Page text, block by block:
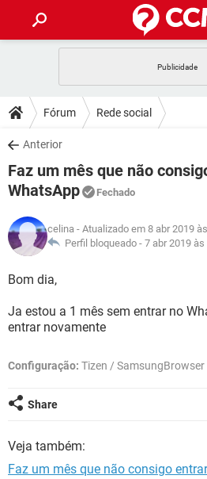
CELULAR
OUTLOOK
INSTAGRAM
GUIA DE COMPRAS
DICAS
JOGOS
OUTLOOK
GUIA DE COMPRAS
DOWNLOADS
JOGOS
CELULAR
OUTLOOK
INSTAGRAM
GUIA DE COMPRAS
FÓRUM
CELULAR
GLOSSÁRIO
JOGOS
CELULAR
OUTLOOK
INSTAGRAM
GUIA DE COMPRAS
Fórum Rede social
Anterior
Faz um mês que não
WhatsApp
Fechado
celina - Atualizado em 8 abr 2019
Perfil bloqueado - 7 abr 2019 às
Bom dia,
Ja estou a 1 mês sem entrar no
entrar novamente
Configuração: Tizen / SamsungBrowser
Share
Veja também:
Faz um mês que não consigo